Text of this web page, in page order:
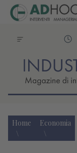
Home Economia